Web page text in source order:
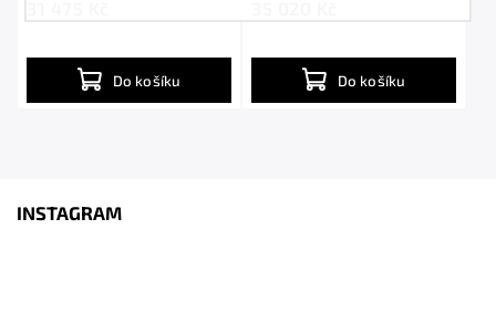
Do košíku Do košíku
INSTAGRAM